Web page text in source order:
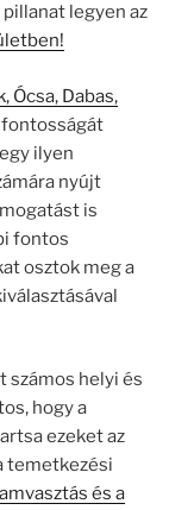
legyen az
Ócsa, Dabas,
ilyen
nyújt
is
fontos
osztok meg a
számos helyi és
hogy a
ezeket az
temetkezési
és a